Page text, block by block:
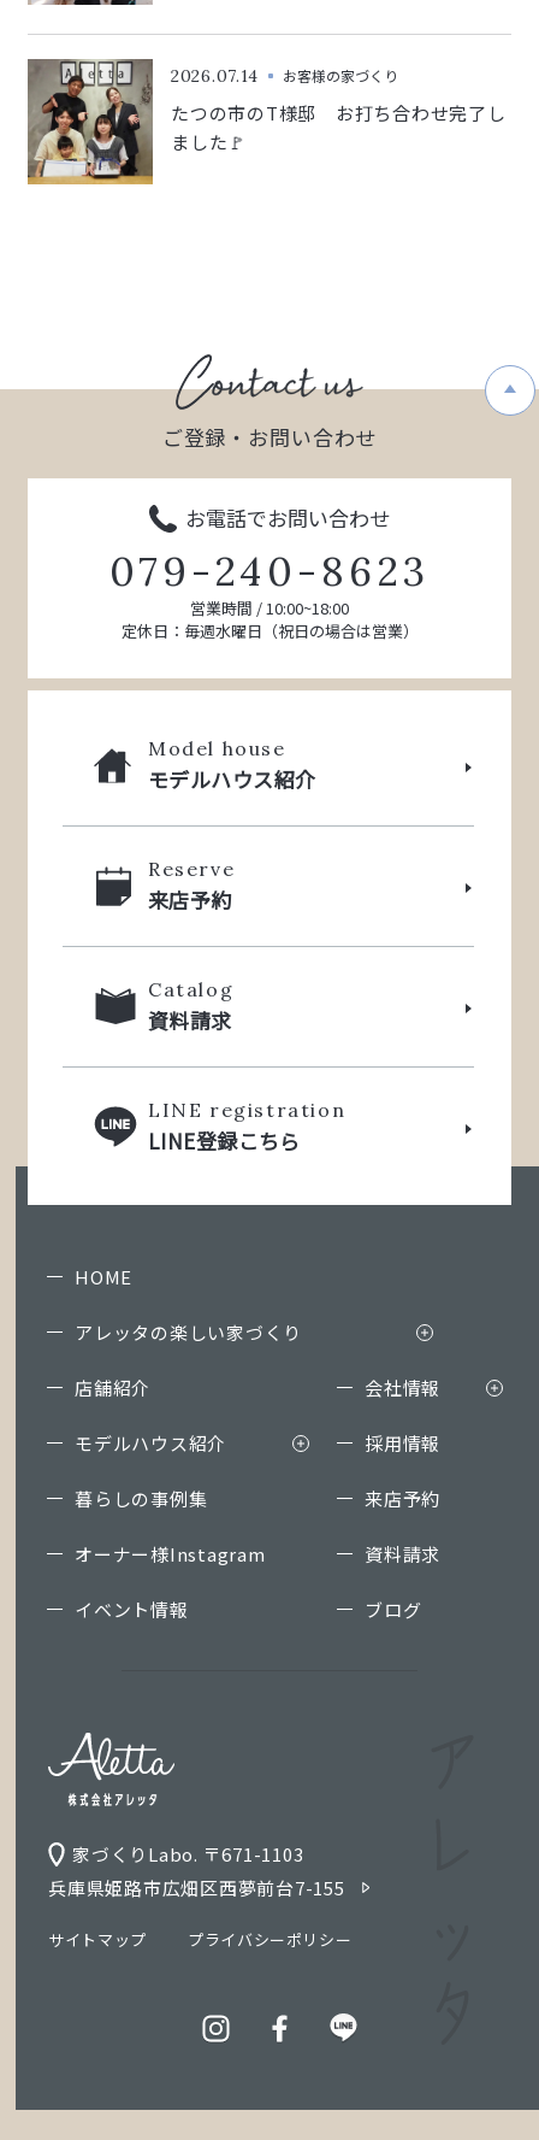
2026.07.14 お客様の家づくり
たつの市のT様邸 お打ち合わせ完了し
ました🚩
ご登録・お問い合わせ
お電話でお問い合わせ
079-240-8623
営業時間 / 10:00~18:00
定休日：毎週水曜日（祝日の場合は営業）
Model house
モデルハウス紹介
Reserve
来店予約
Catalog
資料請求
LINE registration
LINE登録こちら
家づくりLabo. 〒671-1103
兵庫県姫路市広畑区西夢前台7-155
サイトマップ プライバシーポリシー
HOME
アレッタの楽しい家づくり
店舗紹介
モデルハウス紹介
暮らしの事例集
オーナー様Instagram
イベント情報
会社情報
採用情報
来店予約
資料請求
ブログ